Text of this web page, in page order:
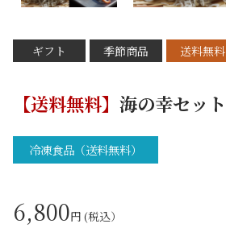
ギフト 季節商品 送料無料
【送料無料】 海の幸セット
冷凍食品（送料無料）
6,800円 (税込）